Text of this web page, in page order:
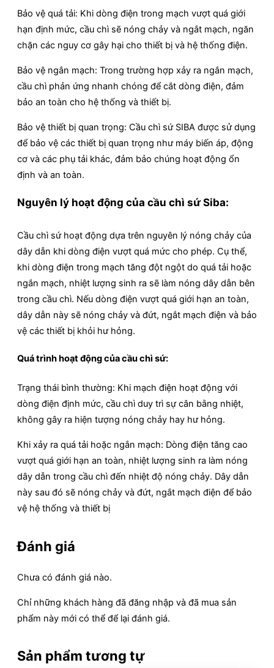
Bảo vệ quá tải: Khi dòng điện trong mạch vượt quá giới
hạn định mức, cầu chì sẽ nóng chảy và ngắt mạch, ngăn
chặn các nguy cơ gây hại cho thiết bị và hệ thống điện.
Bảo vệ ngắn mạch: Trong trường hợp xảy ra ngắn mạch,
cầu chì phản ứng nhanh chóng để cắt dòng điện, đảm
bảo an toàn cho hệ thống và thiết bị.
Bảo vệ thiết bị quan trọng: Cầu chì sứ SIBA được sử dụng
để bảo vệ các thiết bị quan trọng như máy biến áp, động
cơ và các phụ tải khác, đảm bảo chúng hoạt động ổn
định và an toàn.
Nguyên lý hoạt động của cầu chì sứ Siba:
Cầu chì sứ hoạt động dựa trên nguyên lý nóng chảy của
dây dẫn khi dòng điện vượt quá mức cho phép. Cụ thể,
khi dòng điện trong mạch tăng đột ngột do quá tải hoặc
ngắn mạch, nhiệt lượng sinh ra sẽ làm nóng dây dẫn bên
trong cầu chì. Nếu dòng điện vượt quá giới hạn an toàn,
dây dẫn này sẽ nóng chảy và đứt, ngắt mạch điện và bảo
vệ các thiết bị khỏi hư hỏng.
Quá trình hoạt động của cầu chì sứ:
Trạng thái bình thường: Khi mạch điện hoạt động với
dòng điện định mức, cầu chì duy trì sự cân bằng nhiệt,
không gây ra hiện tượng nóng chảy hay hư hỏng.
Khi xảy ra quá tải hoặc ngắn mạch: Dòng điện tăng cao
vượt quá giới hạn an toàn, nhiệt lượng sinh ra làm nóng
dây dẫn trong cầu chì đến nhiệt độ nóng chảy. Dây dẫn
này sau đó sẽ nóng chảy và đứt, ngắt mạch điện để bảo
vệ hệ thống và thiết bị
Đánh giá
Chưa có đánh giá nào.
Chỉ những khách hàng đã đăng nhập và đã mua sản
phẩm này mới có thể để lại đánh giá.
Sản phẩm tương tự